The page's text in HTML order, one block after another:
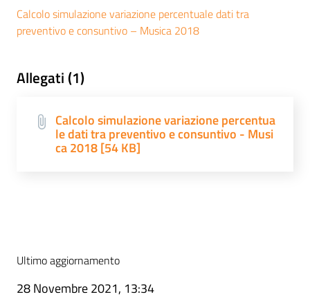
Calcolo simulazione variazione percentuale dati tra
preventivo e consuntivo – Musica 2018
Allegati (1)
Calcolo simulazione variazione percentua
le dati tra preventivo e consuntivo - Musi
ca 2018 [54 KB]
Ultimo aggiornamento
28 Novembre 2021, 13:34